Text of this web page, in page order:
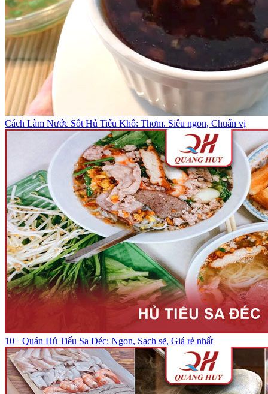
Cách Làm Nước Sốt Hủ Tiếu Khô: Thơm. Siêu ngon, Chuẩn vị
10+ Quán Hủ Tiếu Sa Đéc: Ngon, Sạch sẽ, Giá rẻ nhất